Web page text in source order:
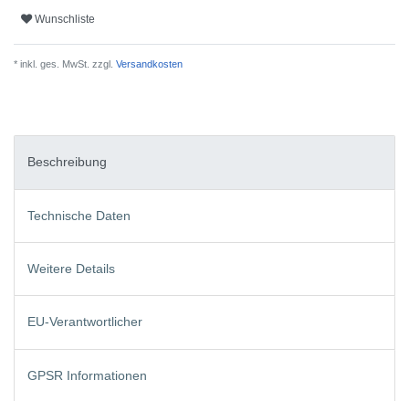
Wunschliste
* inkl. ges. MwSt. zzgl. Versandkosten
Beschreibung
Technische Daten
Weitere Details
EU-Verantwortlicher
GPSR Informationen